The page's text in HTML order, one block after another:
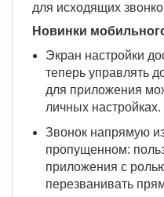
для исходящих
Новинки
Экран настройки
теперь управлять
для приложения
личных настройках.
Звонок напрямую
пропущенном:
приложения с
перезванивать